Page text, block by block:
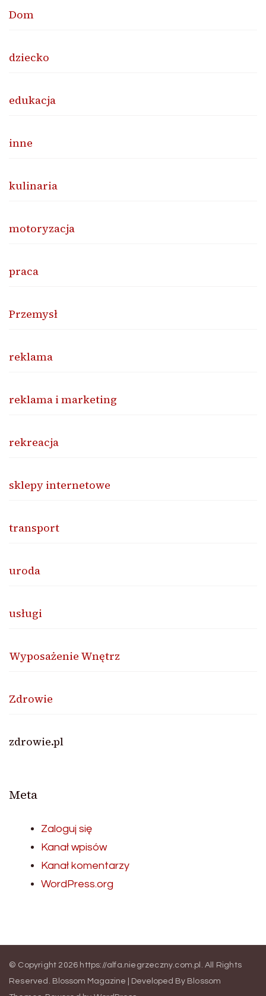
Dom
dziecko
edukacja
inne
kulinaria
motoryzacja
praca
Przemysł
reklama
reklama i marketing
rekreacja
sklepy internetowe
transport
uroda
usługi
Wyposażenie Wnętrz
Zdrowie
zdrowie.pl
Meta
Zaloguj się
Kanał wpisów
Kanał komentarzy
WordPress.org
© Copyright 2026 https://alfa.niegrzeczny.com.pl . All Rights
Reserved. Blossom Magazine | Developed By Blossom